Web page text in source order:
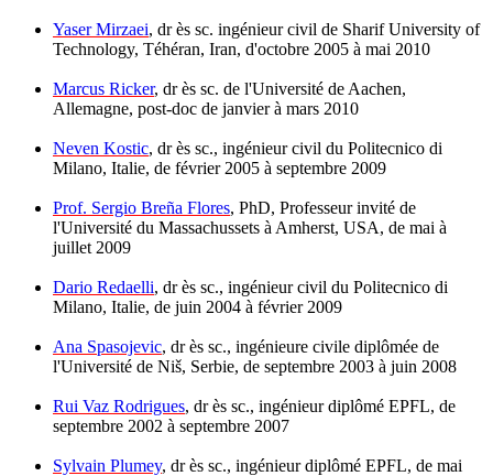
Yaser Mirzaei, dr ès sc. ingénieur civil de Sharif University of
Technology, Téhéran, Iran, d'octobre 2005 à mai 2010
Marcus Ricker, dr ès sc. de l'Université de Aachen,
Allemagne, post-doc de janvier à mars 2010
Neven Kostic, dr ès sc., ingénieur civil du Politecnico di
Milano, Italie, de février 2005 à septembre 2009
Prof. Sergio Breña Flores, PhD, Professeur invité de
l'Université du Massachussets à Amherst, USA, de mai à
juillet 2009
Dario Redaelli, dr ès sc., ingénieur civil du Politecnico di
Milano, Italie, de juin 2004 à février 2009
Ana Spasojevic, dr ès sc., ingénieure civile diplômée de
l'Université de Niš, Serbie, de septembre 2003 à juin 2008
Rui Vaz Rodrigues, dr ès sc., ingénieur diplômé EPFL, de
septembre 2002 à septembre 2007
Sylvain Plumey, dr ès sc., ingénieur diplômé EPFL, de mai